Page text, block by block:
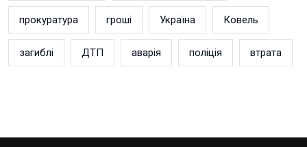
прокуратура гроші Україна Ковель
загиблі ДТП аварія поліція втрата